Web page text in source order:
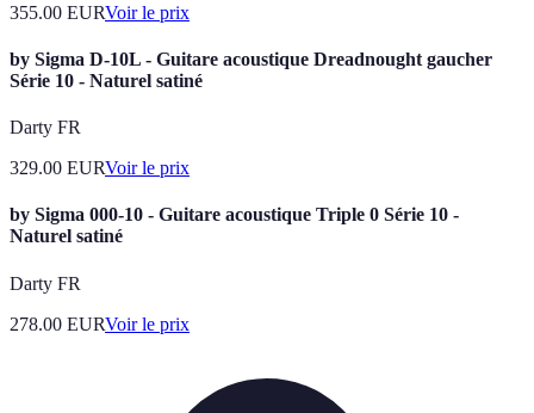
355.00 EURVoir le prix
by Sigma D-10L - Guitare acoustique Dreadnought gaucher
Série 10 - Naturel satiné
Darty FR
329.00 EURVoir le prix
by Sigma 000-10 - Guitare acoustique Triple 0 Série 10 -
Naturel satiné
Darty FR
278.00 EURVoir le prix